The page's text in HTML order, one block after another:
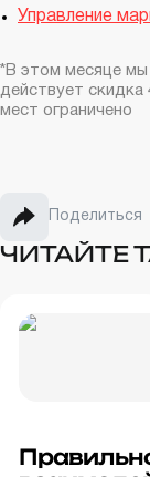
Управление
*В этом месяце мы
действует скидка
мест ограничено
Поделиться
ЧИТАЙТЕ